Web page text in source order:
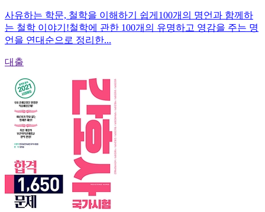
사유하는 학문, 철학을 이해하기 쉽게100개의 명언과 함께하
는 철학 이야기!철학에 관한 100개의 유명하고 영감을 주는 명
언을 연대순으로 정리한...
대출